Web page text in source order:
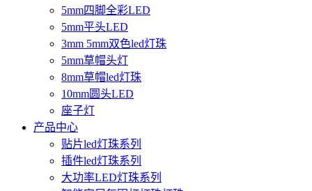
5mm四脚全彩LED
5mm平头LED
3mm 5mm双色led灯珠
5mm草帽头灯
8mm草帽led灯珠
10mm圆头LED
座子灯
产品中心
贴片led灯珠系列
插件led灯珠系列
大功率LED灯珠系列